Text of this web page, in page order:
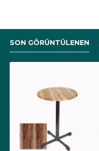
SON GÖRÜNTÜLENEN